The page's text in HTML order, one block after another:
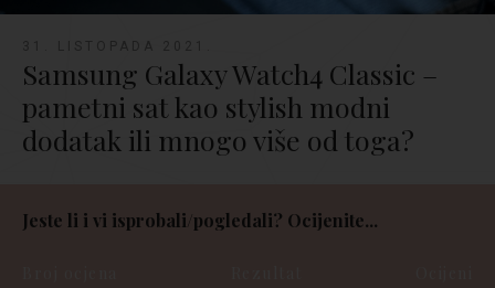
Samsung Galaxy Watch4 Classic –
pametni sat kao stylish modni
dodatak ili mnogo više od toga?
Jeste li i vi isprobali/pogledali? Ocijenite...